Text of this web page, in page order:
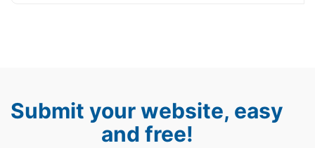
Submit your website, easy
and free!